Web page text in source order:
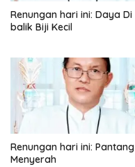
Renungan hari ini: Daya Di
balik Biji Kecil
Renungan hari ini: Pantang
Menyerah